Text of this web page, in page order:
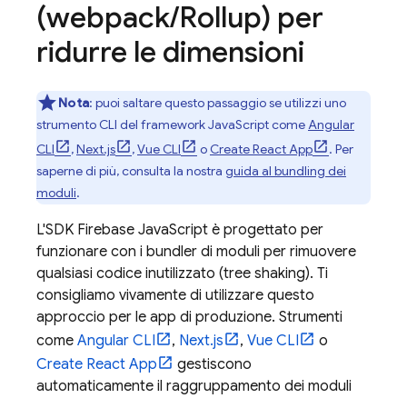
(webpack/Rollup) per
ridurre le dimensioni
Nota: puoi saltare questo passaggio se utilizzi uno
strumento CLI del framework JavaScript comeAngular
CLI
,Next.js ,Vue CLI o Create React App
. Per
saperne di più, consulta la nostra guida al bundling dei
moduli.
L'SDK Firebase JavaScript è progettato per
funzionare con i bundler di moduli per rimuovere
qualsiasi codice inutilizzato (tree shaking). Ti
consigliamo vivamente di utilizzare questo
approccio per le app di produzione. Strumenti
come Angular CLI , Next.js , Vue CLI
o
Create React App
gestiscono
automaticamente il raggruppamento dei moduli